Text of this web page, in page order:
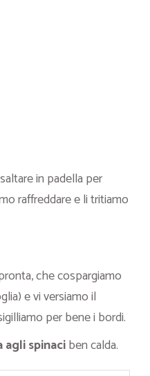
in padella per
raffreddare e li tritiamo
che cospargiamo
e vi versiamo il
per bene i bordi.
spinaciben calda.